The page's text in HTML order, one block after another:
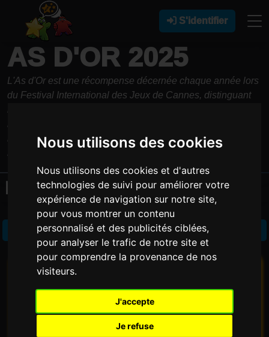
Nous utilisons des cookies
Nous utilisons des cookies et d'autres
technologies de suivi pour améliorer votre
expérience de navigation sur notre site,
pour vous montrer un contenu
personnalisé et des publicités ciblées,
pour analyser le trafic de notre site et
pour comprendre la provenance de nos
visiteurs.
J'accepte
Je refuse
S'identifier
AS D'OR 2025
L'As d'Or est une récompense décernée chaque année lors
du Festival International des Jeux de Cannes, distinguant
référence incontournable pour les amateurs comme pour
LA SÉLECTION
Jeu de l'année